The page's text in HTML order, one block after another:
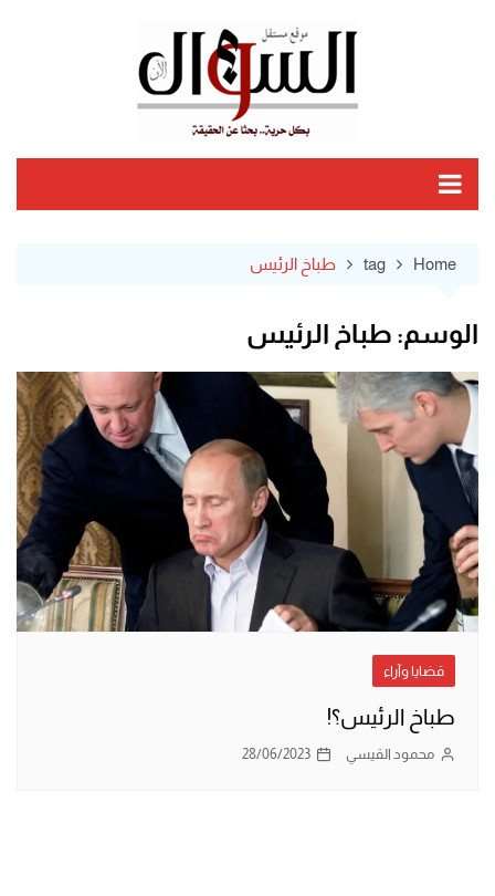
Home
tag طباخ الرئيس
الوسم: طباخ الرئيس
قضايا وآراء
طباخ الرئيس؟!
محمود القيسي 28/06/2023